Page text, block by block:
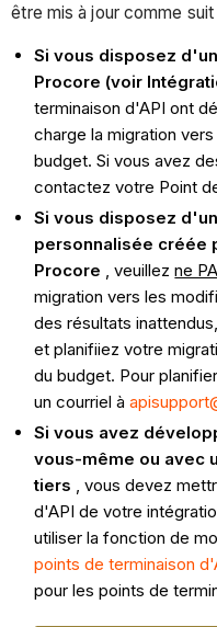
être mis à jour comme suit
Si vous disposez
Procore (voir
terminaison d'API ont
charge la migration
budget. Si vous avez
contactez votre Point
Si vous disposez
personnalisée créée
Procore , veuillezne
migration vers les
des résultats
et planifiiez votre
du budget. Pour
un courriel à
Si vous avez
vous-même ou avec
tiers , vous devez
d'API de votre
utiliser la fonction de
points de terminaison
pour les points de